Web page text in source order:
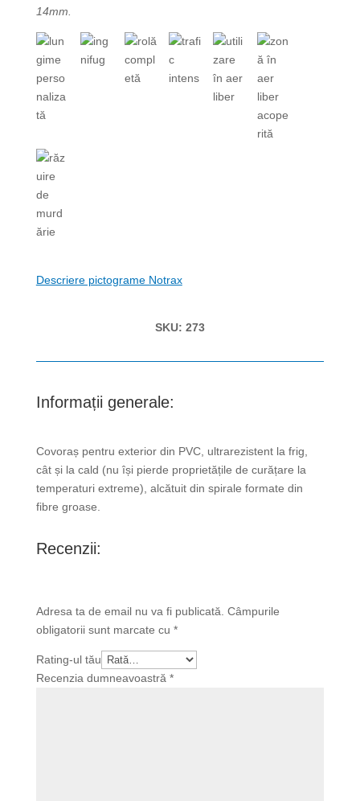
14mm.
Descriere pictograme Notrax
SKU: 273
Informații generale:
Covoraș pentru exterior din PVC, ultrarezistent la frig,
cât și la cald (nu își pierde proprietățile de curățare la
temperaturi extreme), alcătuit din spirale formate din
fibre groase.
Recenzii:
Adresa ta de email nu va fi publicată. Câmpurile
obligatorii sunt marcate cu *
Rating-ul tău
Recenzia dumneavoastră *